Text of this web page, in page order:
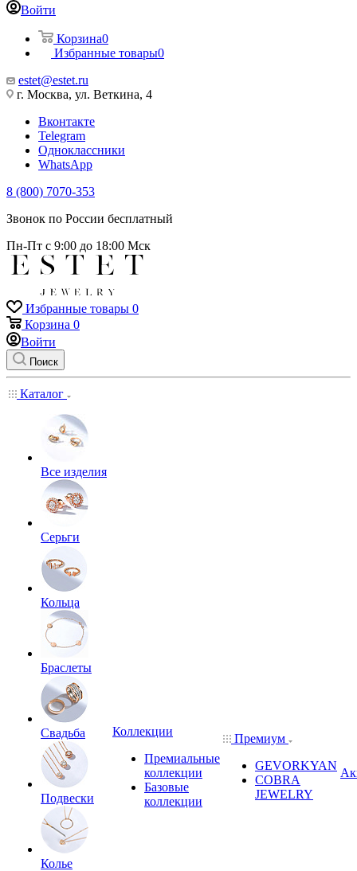
Войти
Корзина0
Избранные товары0
estet@estet.ru
г. Москва, ул. Веткина, 4
Вконтакте
Telegram
Одноклассники
WhatsApp
8 (800) 7070-353
Звонок по России бесплатный
Пн-Пт с 9:00 до 18:00 Мск
Избранные товары 0
Корзина 0
Войти
Поиск
Каталог
Все изделия
Серьги
Кольца
Браслеты
Свадьба
Подвески
Колье
Коллекции
Премиальные
коллекции
Базовые
коллекции
Премиум
GEVORKYAN
COBRA
JEWELRY